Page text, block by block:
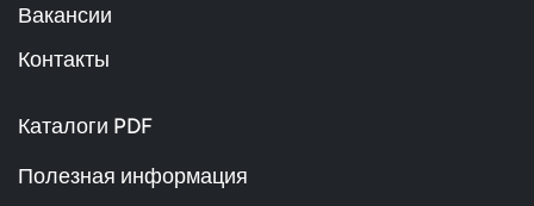
Вакансии
Контакты
Каталоги PDF
Полезная информация